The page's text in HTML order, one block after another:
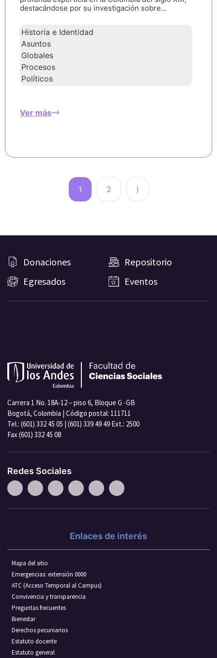
destacándose por su investigación sobre...
Historia e Identidad
Asuntos
Globales
Procesos
Políticos
Ver más
1 2 )
Donaciones
Repositorio
Egresados
Eventos
Carrera 1 No. 18A-12 – piso 6, Bloque G -GB
Bogotá, Colombia | Código postal: 111711
Tel.: (601) 332 45 05 | (601) 339 49 49 Ext.: 2500
Fax (601) 332 45 08
Redes Sociales
Enlaces de interés
Mapa del sitio
Emergencias: extensión 0000
ATC (Acceso Temporal al Campus)
Convivencia y transparencia
Preguntas frecuentes
Bienestar
Derechos pecuniarios
Estatuto docente
Estatuto general